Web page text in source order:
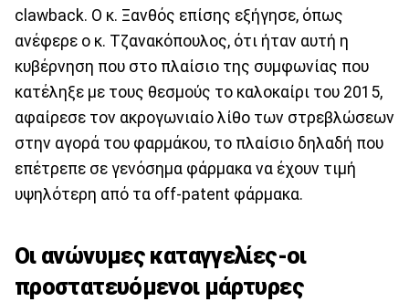
clawback. Ο κ. Ξανθός επίσης εξήγησε, όπως
ανέφερε ο κ. Τζανακόπουλος, ότι ήταν αυτή η
κυβέρνηση που στο πλαίσιο της συμφωνίας που
κατέληξε με τους θεσμούς το καλοκαίρι του 2015,
αφαίρεσε τον ακρογωνιαίο λίθο των στρεβλώσεων
στην αγορά του φαρμάκου, το πλαίσιο δηλαδή που
επέτρεπε σε γενόσημα φάρμακα να έχουν τιμή
υψηλότερη από τα off-patent φάρμακα.
Οι ανώνυμες καταγγελίες-οι
προστατευόμενοι μάρτυρες